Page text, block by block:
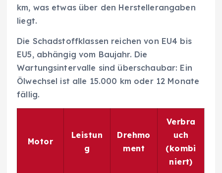
km, was etwas über den Herstellerangaben
liegt.
Die Schadstoffklassen reichen von EU4 bis
EU5, abhängig vom Baujahr. Die
Wartungsintervalle sind überschaubar: Ein
Ölwechsel ist alle 15.000 km oder 12 Monate
fällig.
Motor
Leistun
g
Drehmo
ment
Verbra
uch
(kombi
niert)